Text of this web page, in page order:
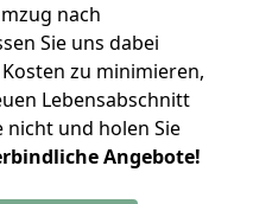
nach
Sie uns dabei
zu minimieren,
Lebensabschnitt
nicht und holen Sie
Angebote!